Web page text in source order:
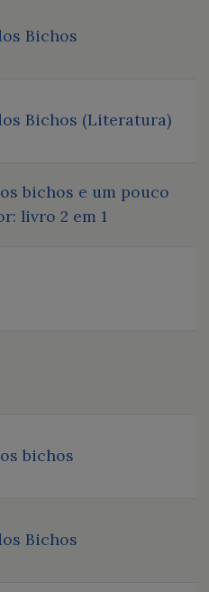
Bichos
Bichos (Literatura)
bichos e um pouco
livro 2 em 1
bichos
Bichos